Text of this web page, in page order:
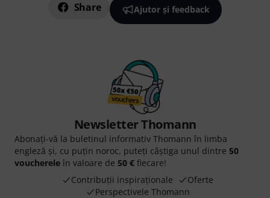
Share Ajutor și feedback
Newsletter Thomann
Abonați-vă la buletinul informativ Thomann în limba
engleză și, cu puțin noroc, puteți câștiga unul dintre 50
voucherele în valoare de 50 € fiecare!
Contribuții inspiraționale
Oferte
Perspectivele Thomann